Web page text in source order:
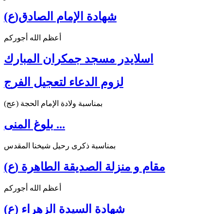
شهادة الإمام الصادق(ع)
أعظم الله أجوركم
اسلايدر مسجد جمكران المبارك
لزوم الدعاء لتعجيل الفرج
بمناسبة ولادة الإمام الحجة (عج)
بلوغ المنى ...
بمناسبة ذكرى رحيل شيخنا المقدس
مقام و منزلة الصديقة الطاهرة (ع)
أعظم الله أجوركم
شهادة السيدة الزهراء (ع)